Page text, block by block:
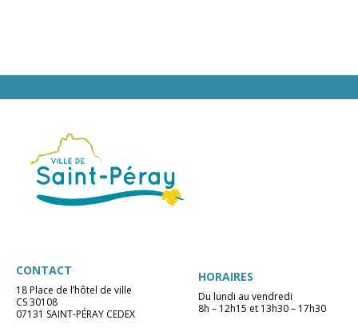
CONTACT
18 Place de l’hôtel de ville
CS 30108
07131 SAINT-PÉRAY CEDEX
HORAIRES
Du lundi au vendredi
8h – 12h15 et 13h30 – 17h30